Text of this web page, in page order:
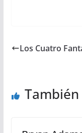
Los Cuatro